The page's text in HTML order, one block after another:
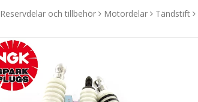
Reservdelar och tillbehör Motordelar Tändstift